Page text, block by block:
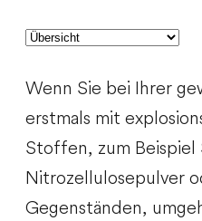
Wenn Sie bei Ihrer
erstmals mit
Stoffen, zum Beispiel
Nitrozellulosepulver
Gegenständen,